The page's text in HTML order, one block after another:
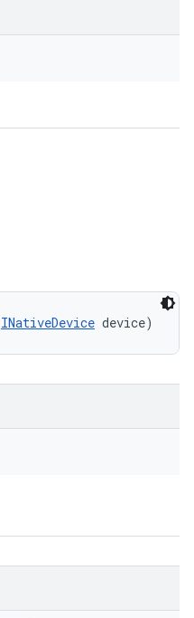
INativeDevice device)